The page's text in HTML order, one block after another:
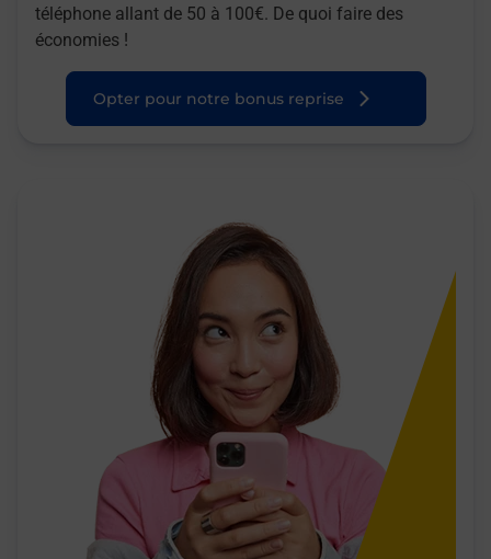
téléphone allant de 50 à 100€. De quoi faire des
économies !
Opter pour notre bonus reprise